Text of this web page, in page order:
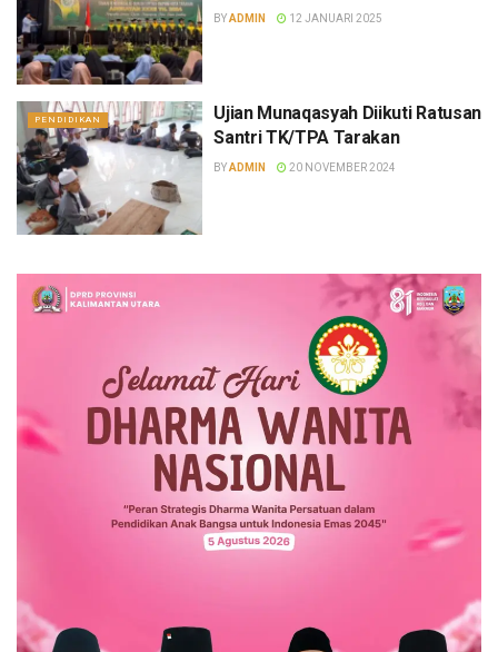
BYADMIN 12 JANUARI 2025
PENDIDIKAN
Ujian Munaqasyah Diikuti Ratusan
Santri TK/TPA Tarakan
BYADMIN 20 NOVEMBER 2024